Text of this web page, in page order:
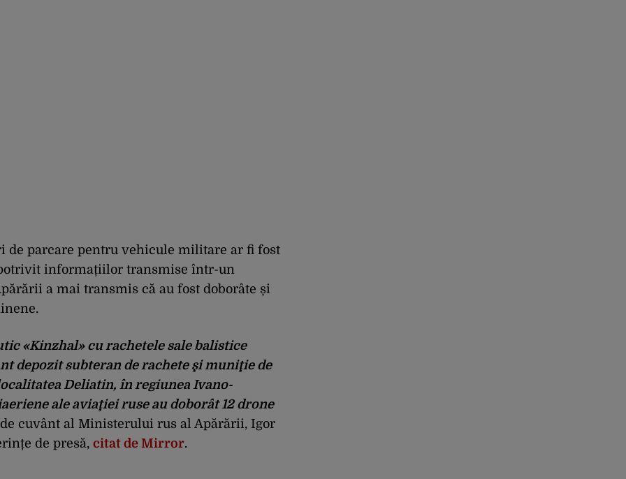
de parcare pentru vehicule militare ar fi fost
informațiilor transmise într-un
a mai transmis că au fost doborâte și
«Kinzhal» cu rachetele sale balistice
depozit subteran de rachete şi muniţie de
Deliatin, în regiunea Ivano-
ale aviaţiei ruse au doborât 12 drone
cuvânt al Ministerului rus al Apărării, Igor
de presă, citat de Mirror.